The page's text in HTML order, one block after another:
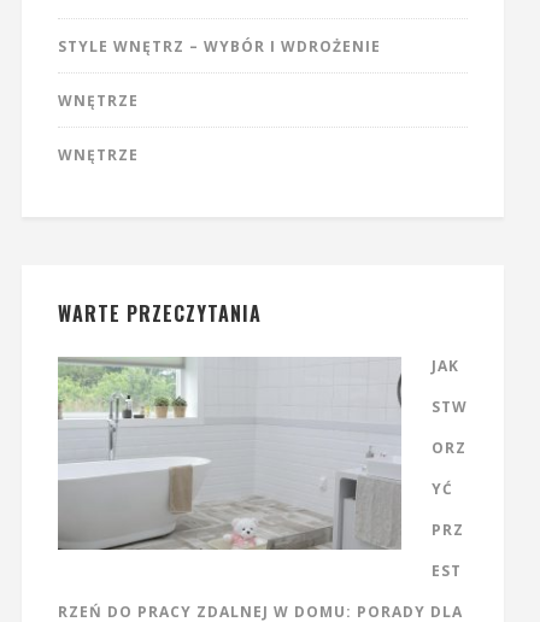
STYLE WNĘTRZ – WYBÓR I WDROŻENIE
WNĘTRZE
WNĘTRZE
WARTE PRZECZYTANIA
JAK
STW
ORZ
YĆ
PRZ
EST
RZEŃ DO PRACY ZDALNEJ W DOMU: PORADY DLA